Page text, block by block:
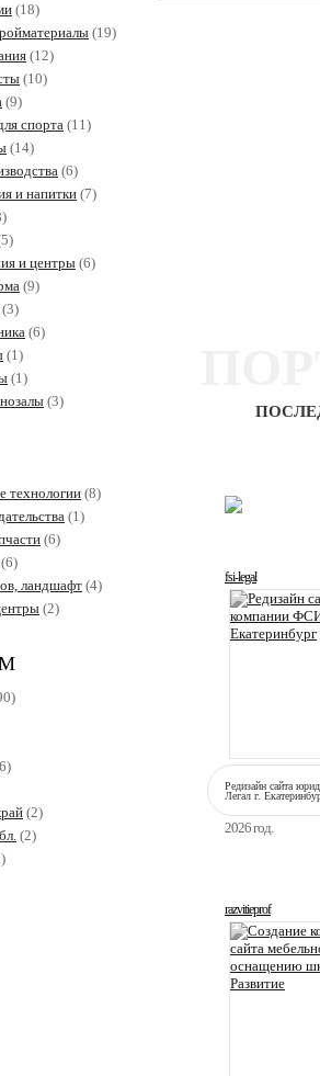
(18)
(19)
(12)
(10)
(9)
спорта (11)
(14)
(6)
и напитки(7)
и центры(6)
(9)
(3)
(6)
(1)
(1)
(3)
технологии (8)
(1)
(6)
(6)
ландшафт(4)
(2)
(2)
(2)
fsi-legal
Редизайн сайта
Легал г.
2026 год.
razvitieprof